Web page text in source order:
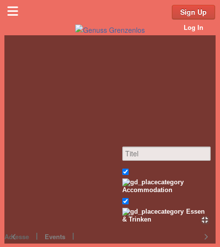
Accommodation
Essen
& Trinken
Adresse Events
Sign Up
Log In